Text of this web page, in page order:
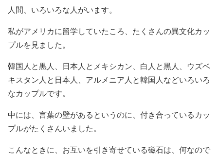
人間、いろいろな人がいます。
私がアメリカに留学していたころ、たくさんの異文化カッ
プルを見ました。
韓国人と黒人、日本人とメキシカン、白人と黒人、ウズベ
キスタン人と日本人、アルメニア人と韓国人などいろいろ
なカップルです。
中には、言葉の壁があるというのに、付き合っているカッ
プルがたくさんいました。
こんなときに、お互いを引き寄せている磁石は、何なので